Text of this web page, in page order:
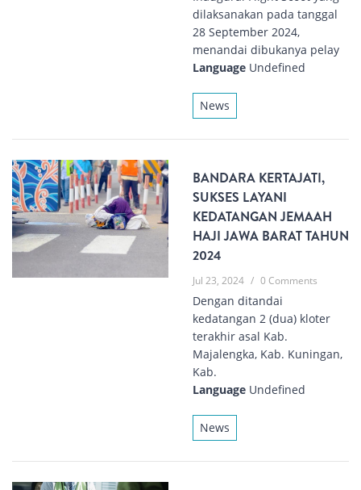
dilaksanakan pada tanggal
28 September 2024,
menandai dibukanya pelay
Language Undefined
News
BANDARA KERTAJATI,
SUKSES LAYANI
KEDATANGAN JEMAAH
HAJI JAWA BARAT TAHUN
2024
Jul 23, 2024 / 0 Comments
Dengan ditandai
kedatangan 2 (dua) kloter
terakhir asal Kab.
Majalengka, Kab. Kuningan,
Kab.
Language Undefined
News